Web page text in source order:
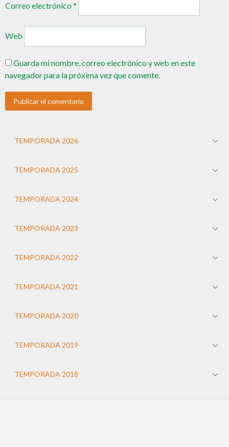
Correo electrónico*
Web
Guarda mi nombre, correo electrónico y web en este
navegador para la próxima vez que comente.
TEMPORADA 2026
TEMPORADA 2025
TEMPORADA 2024
TEMPORADA 2023
TEMPORADA 2022
TEMPORADA 2021
TEMPORADA 2020
TEMPORADA 2019
TEMPORADA 2018